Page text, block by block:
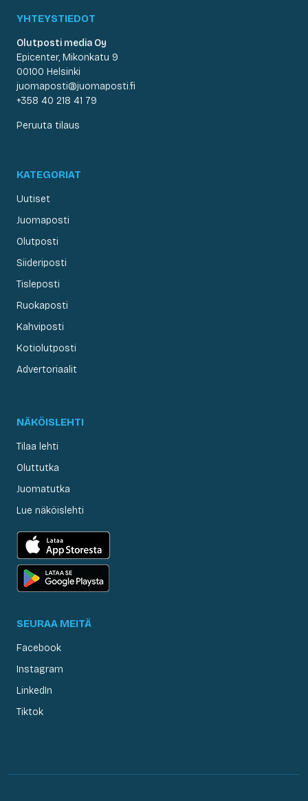
YHTEYSTIEDOT
Olutposti media Oy
Epicenter, Mikonkatu 9
00100 Helsinki
juomaposti@juomaposti.fi
+358 40 218 41 79
Peruuta tilaus
KATEGORIAT
Uutiset
Juomaposti
Olutposti
Siideriposti
Tisleposti
Ruokaposti
Kahviposti
Kotiolutposti
Advertoriaalit
NÄKÖISLEHTI
Tilaa lehti
Oluttutka
Juomatutka
Lue näköislehti
SEURAA MEITÄ
Facebook
Instagram
LinkedIn
Tiktok